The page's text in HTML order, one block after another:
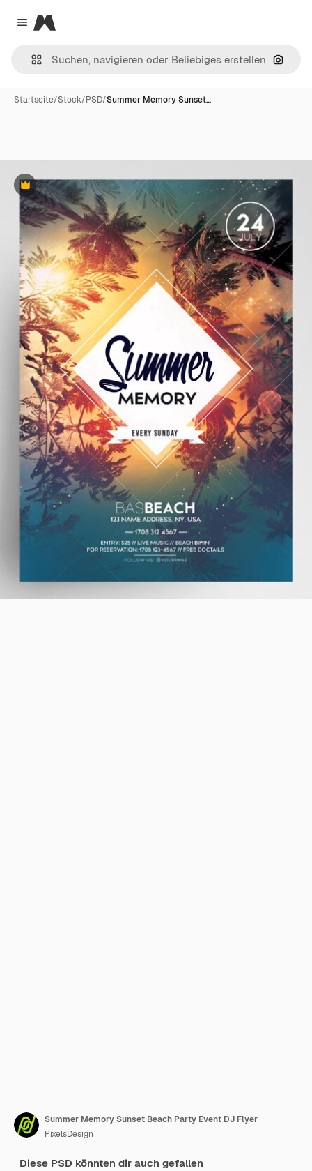
Close menu
Magnific
Nach
Startseite/Stock/PSD/Summer Memory Sunset…
Premium
Summer Memory Sunset Beach Party Event DJ Flyer
PixelsDesign
Diese PSD könnten dir auch gefallen